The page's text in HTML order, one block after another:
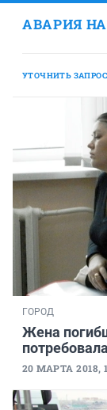
АВАРИЯ
УТОЧНИТЬ ЗАПРОС
ГОРОД
Жена
20 МАРТА 2018,